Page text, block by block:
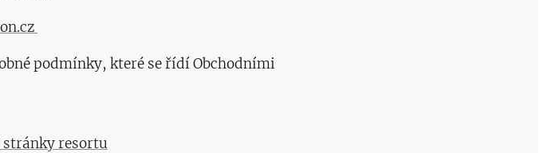
podmínky, které se řídí Obchodními
resortu